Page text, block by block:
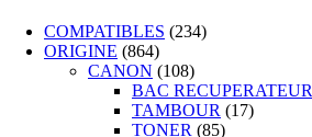
COMPATIBLES (234)
ORIGINE (864)
CANON (108)
BAC RECUPERATEUR
TAMBOUR (17)
TONER (85)